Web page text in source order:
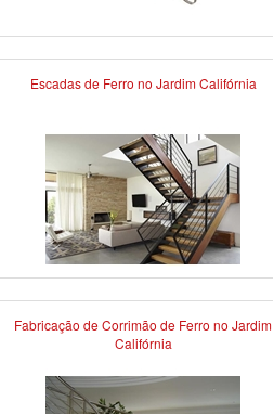
Escadas de Ferro no Jardim Califórnia
Fabricação de Corrimão de Ferro no Jardim
Califórnia